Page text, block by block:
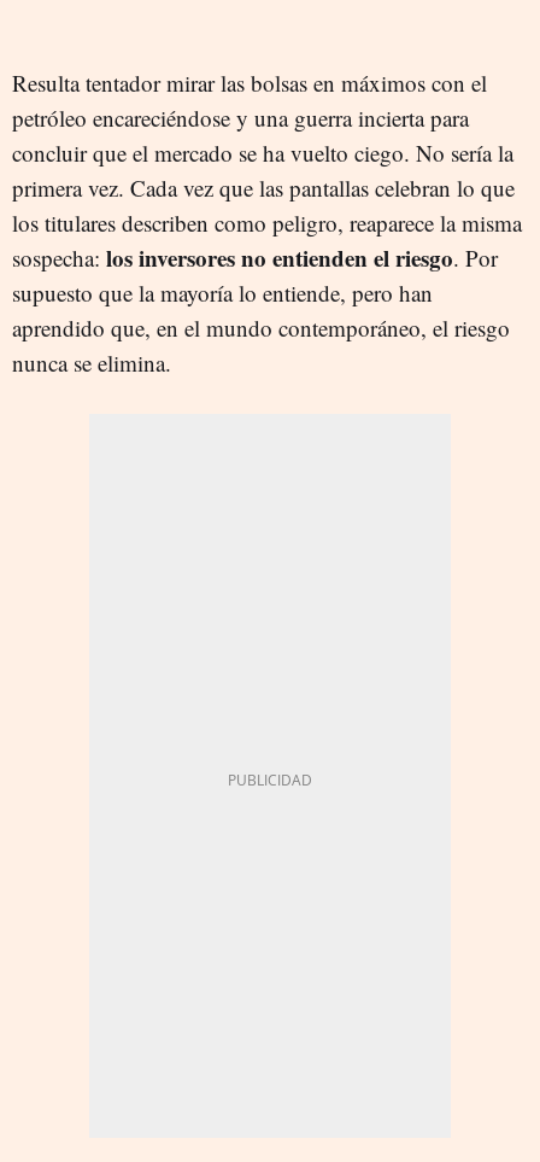
Resulta tentador mirar las bolsas en máximos con el
petróleo encareciéndose y una guerra incierta para
concluir que el mercado se ha vuelto ciego. No sería la
primera vez. Cada vez que las pantallas celebran lo que
los titulares describen como peligro, reaparece la misma
sospecha: los inversores no entienden el riesgo. Por
supuesto que la mayoría lo entiende, pero han
aprendido que, en el mundo contemporáneo, el riesgo
nunca se elimina.